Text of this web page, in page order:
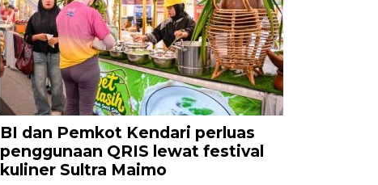
BI dan Pemkot Kendari perluas
penggunaan QRIS lewat festival
kuliner Sultra Maimo